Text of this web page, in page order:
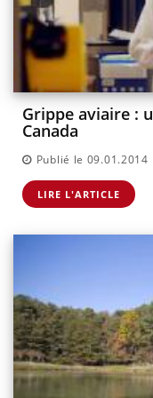
Grippe aviaire :
Canada
Publié le 09.01.2014
LIRE L'ARTICLE